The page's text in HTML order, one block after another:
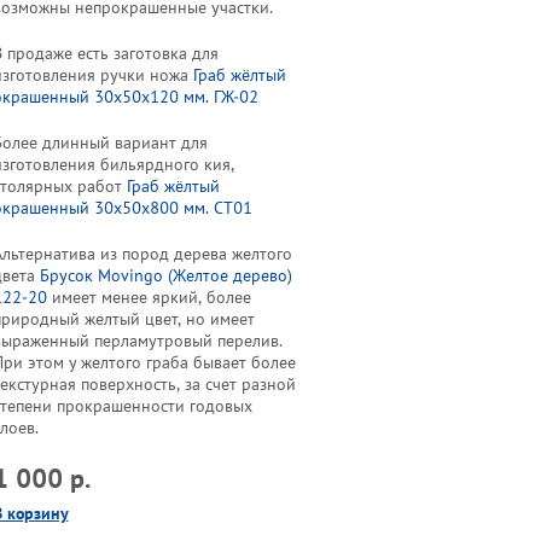
непрокрашенные участки.
продаже есть заготовка для
ручки ножа
Граб жёлтый
30х50х120 мм. ГЖ-02
длинный вариант для
бильярдного кия,
работ
Граб жёлтый
30х50х800 мм. СТ01
из пород дерева желтого
Брусок Movingo (Желтое дерево)
20имеет менее яркий, более
желтый цвет, но имеет
перламутровый перелив.
этом у желтого граба бывает более
поверхность, за счет разной
прокрашенности годовых
000 р.
корзину